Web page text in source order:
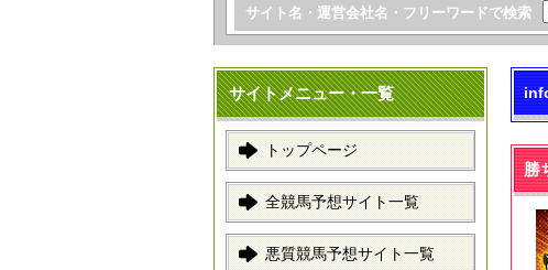
サイト名・運営会社名・フリーワードで検索
サイトメニュー・一覧
トップページ
全競馬予想サイト一覧
悪質競馬予想サイト一覧
勝